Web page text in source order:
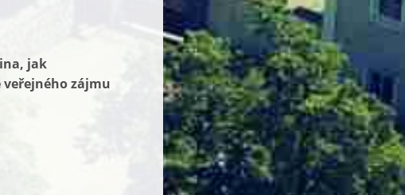
jak
zájmu